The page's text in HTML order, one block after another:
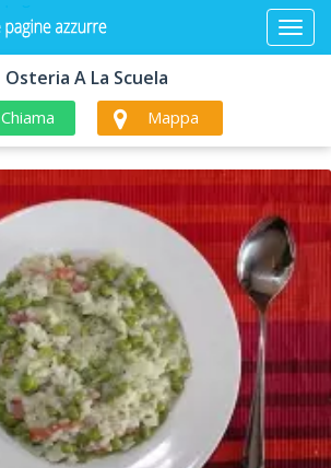
Osteria A La Scuela
Chiama Mappa